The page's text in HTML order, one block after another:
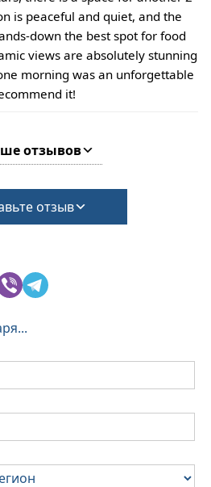
is peaceful and quiet, and the
down the best spot for food
views are absolutely stunning
morning was an unforgettable
it!
отзывов
отзыв